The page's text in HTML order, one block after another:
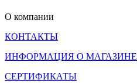
О компании
КОНТАКТЫ
ИНФОРМАЦИЯ О МАГАЗИНЕ
СЕРТИФИКАТЫ